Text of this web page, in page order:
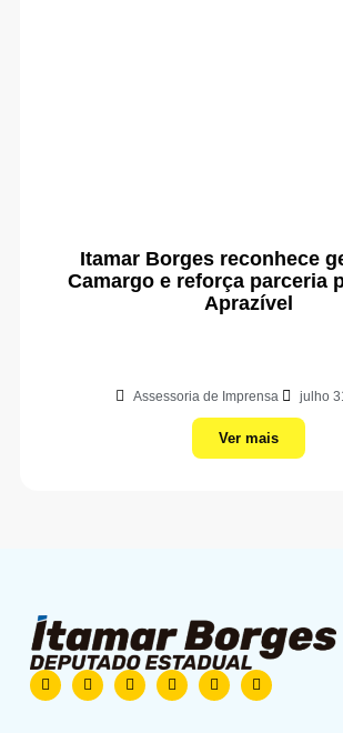
Itamar Borges reconhece
Camargo e reforça parceria
Aprazível
Assessoria de Imprensa julho
Ver mais